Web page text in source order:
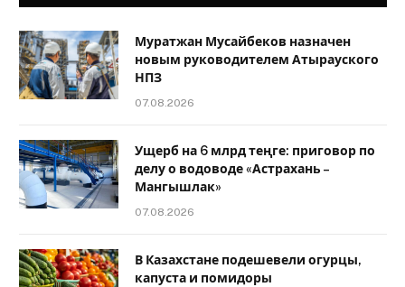
Муратжан Мусайбеков назначен
новым руководителем Атырауского
НПЗ
07.08.2026
Ущерб на 6 млрд теңге: приговор по
делу о водоводе «Астрахань –
Мангышлак»
07.08.2026
В Казахстане подешевели огурцы,
капуста и помидоры